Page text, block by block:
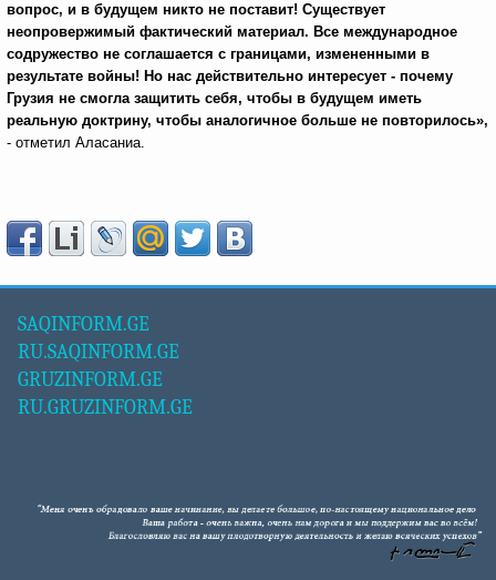
вопрос, и в будущем никто не поставит! Существует
неопровержимый фактический материал. Все международное
содружество не соглашается с границами, измененными в
результате войны! Но нас действительно интересует - почему
Грузия не смогла защитить себя, чтобы в будущем иметь
реальную доктрину, чтобы аналогичное больше не повторилось»,
- отметил Аласаниа.
SAQINFORM.GE
RU.SAQINFORM.GE
GRUZINFORM.GE
RU.GRUZINFORM.GE